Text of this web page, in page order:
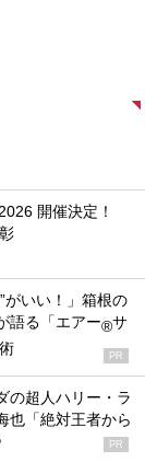
開催決定！
がいい！」箱根の
語る「エアー®サ
PR
の超人ハリー・ラ
也「絶対王者から
PR